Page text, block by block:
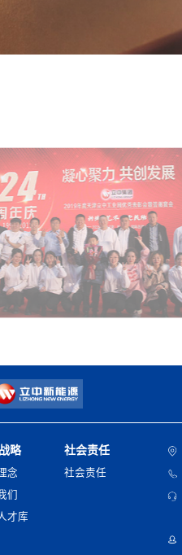
略
念
们
才库
社会责任
社会责任